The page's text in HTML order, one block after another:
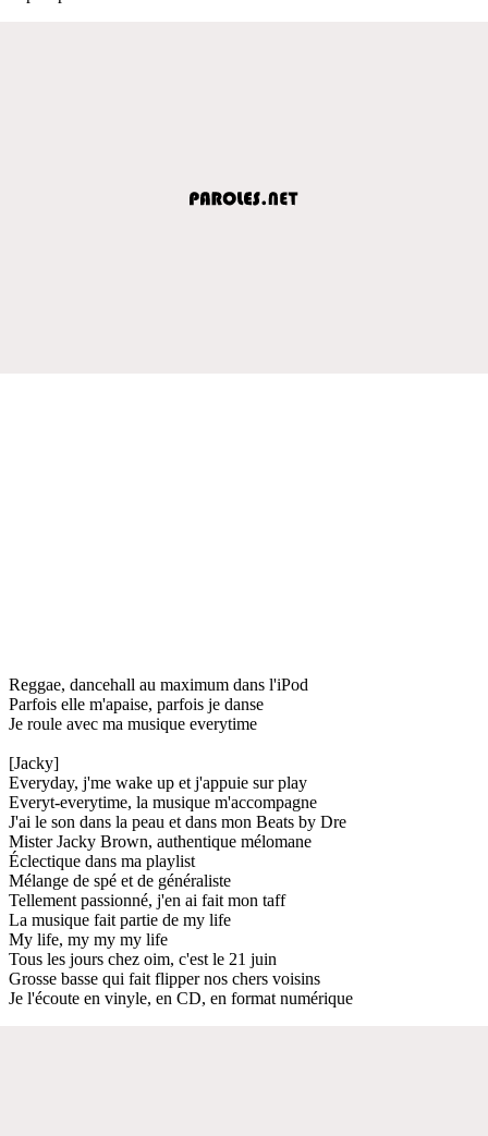
Reggae, dancehall au maximum dans l'iPod
Parfois elle m'apaise, parfois je danse
Je roule avec ma musique everytime
[Jacky]
Everyday, j'me wake up et j'appuie sur play
Everyt-everytime, la musique m'accompagne
J'ai le son dans la peau et dans mon Beats by Dre
Mister Jacky Brown, authentique mélomane
Éclectique dans ma playlist
Mélange de spé et de généraliste
Tellement passionné, j'en ai fait mon taff
La musique fait partie de my life
My life, my my my life
Tous les jours chez oim, c'est le 21 juin
Grosse basse qui fait flipper nos chers voisins
Je l'écoute en vinyle, en CD, en format numérique